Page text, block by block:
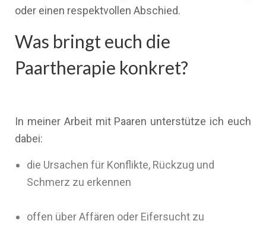
oder einen respektvollen Abschied.
Was bringt euch die
Paartherapie konkret?
In meiner Arbeit mit Paaren unterstütze ich euch
dabei:
die Ursachen für Konflikte, Rückzug und
Schmerz zu erkennen
offen über Affären oder Eifersucht zu